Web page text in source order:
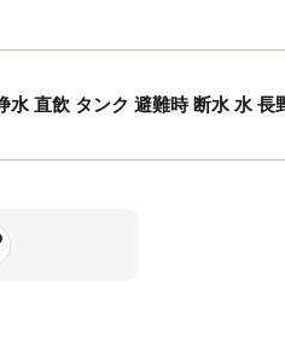
直飲 タンク 避難時 断水 水 長